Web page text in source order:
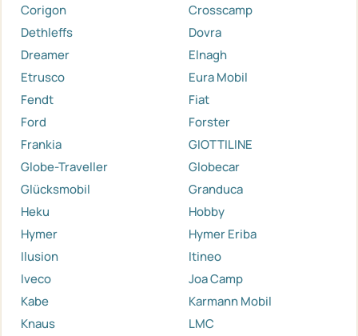
Corigon
Crosscamp
Dethleffs
Dovra
Dreamer
Elnagh
Etrusco
Eura Mobil
Fendt
Fiat
Ford
Forster
Frankia
GIOTTILINE
Globe-Traveller
Globecar
Glücksmobil
Granduca
Heku
Hobby
Hymer
Hymer Eriba
Ilusion
Itineo
Iveco
Joa Camp
Kabe
Karmann Mobil
Knaus
LMC